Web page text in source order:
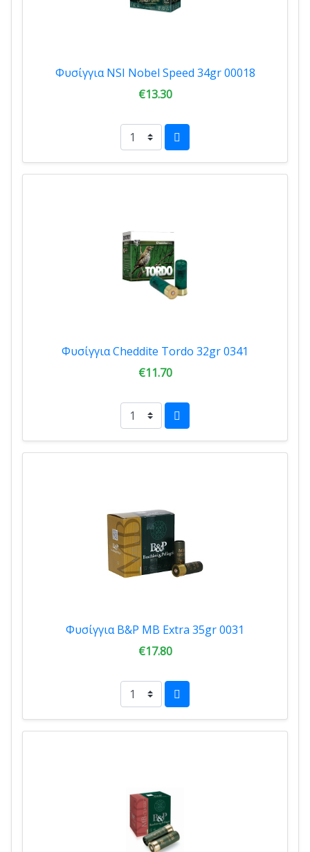
Φυσίγγια NSI Nobel Speed 34gr 00018
€13.30
Φυσίγγια Cheddite Tordo 32gr 0341
€11.70
Φυσίγγια B&P MB Extra 35gr 0031
€17.80